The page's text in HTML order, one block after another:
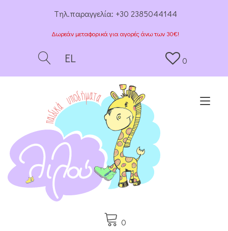
Tηλ.παραγγελία: +30 2385044144
Δωρεάν μεταφορικά για αγορές άνω των 30€!
EL 0
0